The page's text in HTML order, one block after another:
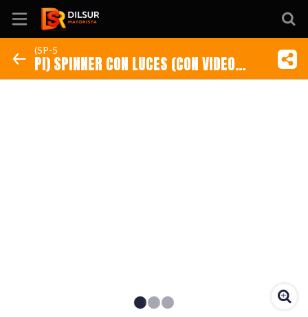
Inicio
(SP-5
PI) SPINNER CON LUCES (CON VIDEO
EXPLICATIVO) (Código: (SP-5)